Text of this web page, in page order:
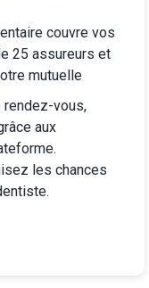
couvre vos
25 assureurs et
mutuelle
rendez-vous,
aux
les chances